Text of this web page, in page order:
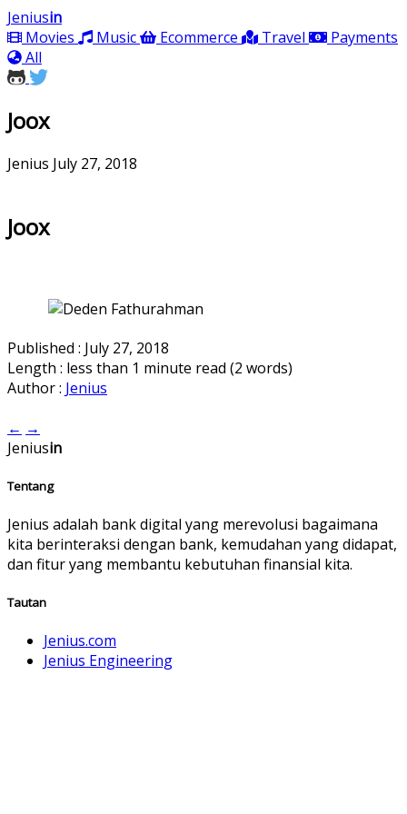
Jeniusin
Movies
Music Ecommerce Travel
Payments
All
Joox
Jenius July 27, 2018
Joox
Published : July 27, 2018
Length : less than 1 minute read (2 words)
Author : Jenius
← →
Jeniusin
Tentang
Jenius adalah bank digital yang merevolusi bagaimana
kita berinteraksi dengan bank, kemudahan yang didapat,
dan fitur yang membantu kebutuhan finansial kita.
Tautan
Jenius.com
Jenius Engineering